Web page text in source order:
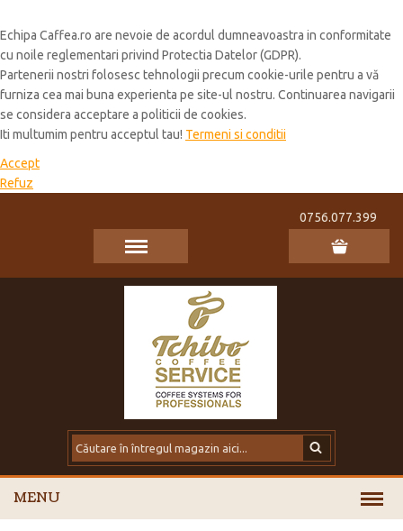
Echipa Caffea.ro are nevoie de acordul dumneavoastra in conformitate
cu noile reglementari privind Protectia Datelor (GDPR).
Partenerii nostri folosesc tehnologii precum cookie-urile pentru a vă
furniza cea mai buna experienta pe site-ul nostru. Continuarea navigarii
se considera acceptare a politicii de cookies.
Iti multumim pentru acceptul tau! Termeni si conditii
Accept
Refuz
0756.077.399
MENU